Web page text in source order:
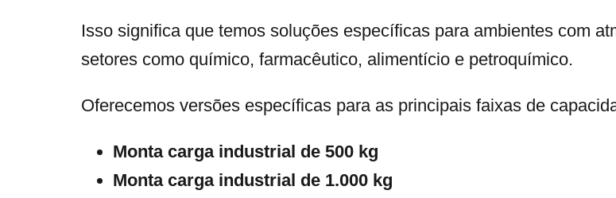
Isso significa que temos soluções específicas para ambientes com
setores como químico, farmacêutico, alimentício e petroquímico.
Oferecemos versões específicas para as principais faixas de
Monta carga industrial de 500 kg
Monta carga industrial de 1.000 kg